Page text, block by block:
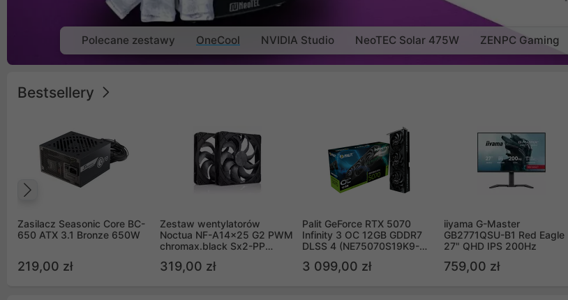
Polecane zestawy OneCool NVIDIA Studio NeoTEC Solar 475W ZENPC Gaming
Bestsellery
Zasilacz Seasonic Core BC-
650 ATX 3.1 Bronze 650W
219,00 zł
Zestaw wentylatorów
Noctua NF-A14x25 G2 PWM
chromax.black Sx2-PP
(2szt)
319,00 zł
Palit GeForce RTX 5070
Infinity 3 OC 12GB GDDR7
DLSS 4 (NE75070S19K9-
3 099,00 zł
iiyama G-Master
GB2771QSU-B1 Red Eagle
27" QHD IPS 200Hz
759,00 zł